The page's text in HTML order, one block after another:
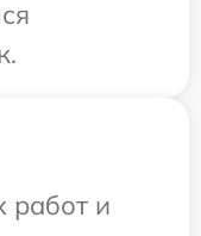
работ и